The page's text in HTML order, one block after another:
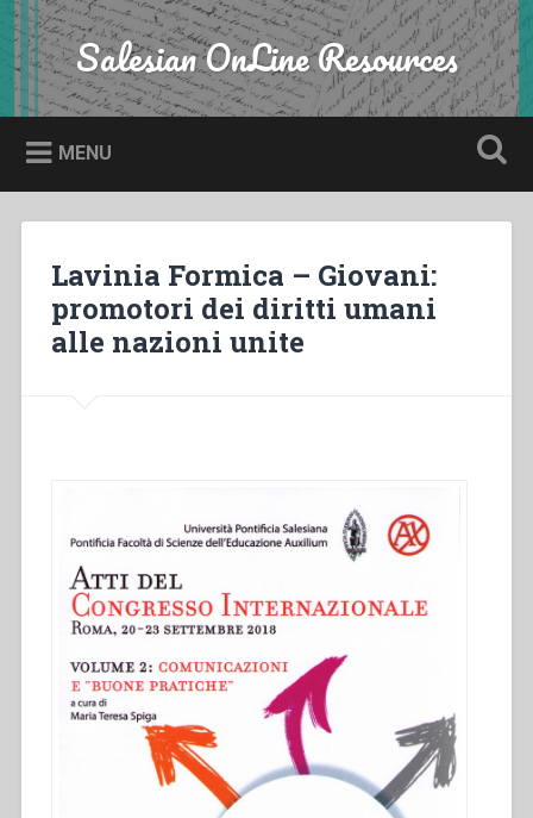
Skip
to
content
Search Salesian OnLine Resources
MENU
Lavinia Formica – Giovani:
promotori dei diritti umani
alle nazioni unite